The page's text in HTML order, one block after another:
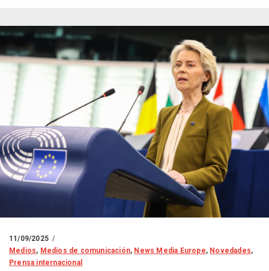
11/09/2025
Medios, Medios de comunicación, News Media Europe, Novedades,
Prensa internacional